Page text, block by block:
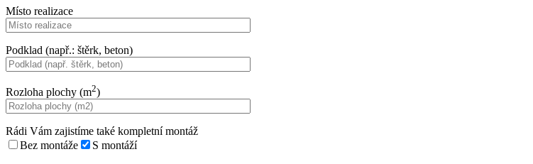
Místo realizace
Podklad (např.: štěrk, beton)
Rozloha plochy (m2)
Rádi Vám zajistíme také kompletní montáž
Bez montáže
S montáží